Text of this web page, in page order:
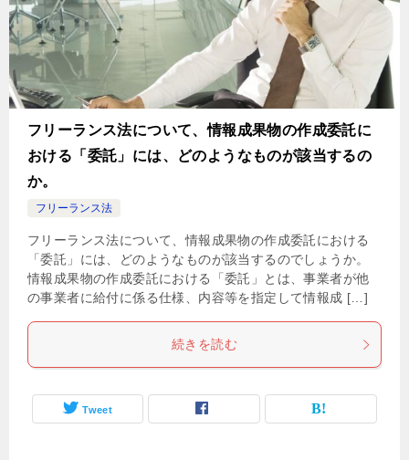
フリーランス法について、情報成果物の作成委託に
おける「委託」には、どのようなものが該当するの
か。
フリーランス法
フリーランス法について、情報成果物の作成委託における
「委託」には、どのようなものが該当するのでしょうか。
情報成果物の作成委託における「委託」とは、事業者が他
の事業者に給付に係る仕様、内容等を指定して情報成 […]
続きを読む
Tweet